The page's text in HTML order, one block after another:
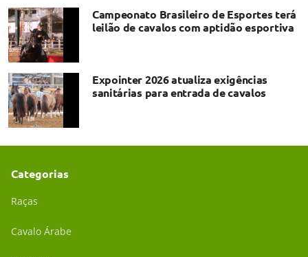
Campeonato Brasileiro de Esportes terá
leilão de cavalos com aptidão esportiva
Expointer 2026 atualiza exigências
sanitárias para entrada de cavalos
Categorias
Raças
Cavalo Árabe